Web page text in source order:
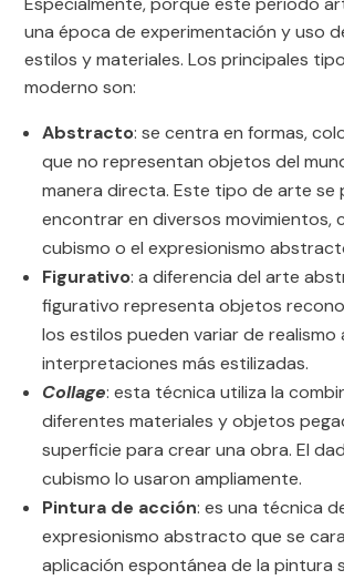
una época de experimentación y uso
estilos y materiales. Los principales
moderno son:
Abstracto: se centra en formas,
que no representan objetos del
manera directa. Este tipo de arte se
encontrar en diversos movimientos,
cubismo o el expresionismo
Figurativo: a diferencia del arte
figurativo representa objetos
los estilos pueden variar de realismo
interpretaciones más estilizadas.
Collage: esta técnica utiliza la
diferentes materiales y objetos
superficie para crear una obra. El
cubismo lo usaron ampliamente.
Pintura de acción: es una técnica
expresionismo abstracto que se
aplicación espontánea de la pintura